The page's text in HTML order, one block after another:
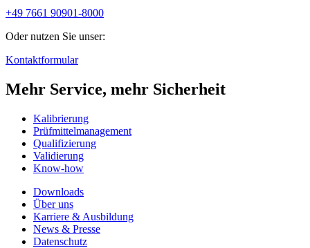
+49 7661 90901-8000
Oder nutzen Sie unser:
Kontaktformular
Mehr Service, mehr Sicherheit
Kalibrierung
Prüfmittelmanagement
Qualifizierung
Validierung
Know-how
Downloads
Über uns
Karriere & Ausbildung
News & Presse
Datenschutz